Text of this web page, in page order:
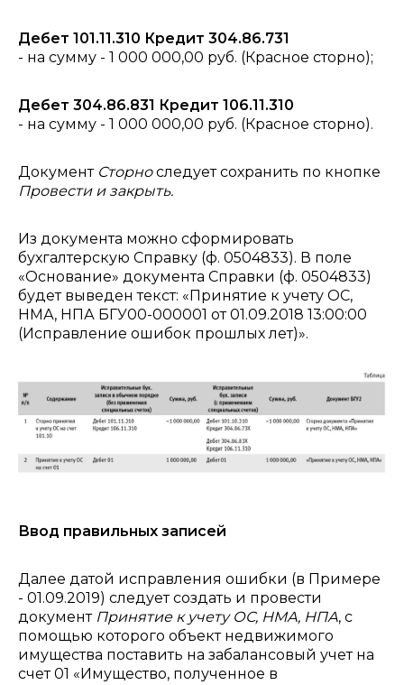
Дебет 101.11.310 Кредит 304.86.731
- на сумму - 1 000 000,00 руб. (Красное сторно);
Дебет 304.86.831 Кредит 106.11.310
- на сумму - 1 000 000,00 руб. (Красное сторно).
Документ Сторноследует сохранить по кнопке
Провести и закрыть.
Из документа можно сформировать
бухгалтерскую Справку (ф. 0504833). В поле
«Основание» документа Справки (ф. 0504833)
будет выведен текст: «Принятие к учету ОС,
НМА, НПА БГУ00-000001 от 01.09.2018 13:00:00
(Исправление ошибок прошлых лет)».
Ввод правильных записей
Далее датой исправления ошибки (в Примере
- 01.09.2019) следует создать и провести
документ Принятие к учету ОС, НМА, НПА, с
помощью которого объект недвижимого
имущества поставить на забалансовый учет на
счет 01 «Имущество, полученное в